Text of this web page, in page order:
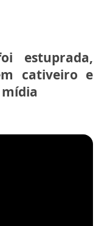
estuprada,
cativeiro e